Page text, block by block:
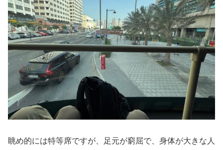
眺め的には特等席ですが、足元が窮屈で、身体が大きな人